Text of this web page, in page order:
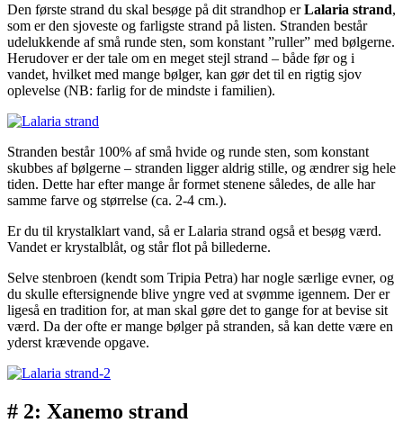
Den første strand du skal besøge på dit strandhop erLalaria strand,
som er den sjoveste og farligste strand på listen. Stranden består
udelukkende af små runde sten, som konstant ”ruller” med bølgerne.
Herudover er der tale om en meget stejl strand – både før og i
vandet, hvilket med mange bølger, kan gør det til en rigtig sjov
oplevelse (NB: farlig for de mindste i familien).
Stranden består 100% af små hvide og runde sten, som konstant
skubbes af bølgerne – stranden ligger aldrig stille, og ændrer sig hele
tiden. Dette har efter mange år formet stenene således, de alle har
samme farve og størrelse (ca. 2-4 cm.).
Er du til krystalklart vand, så er Lalaria strand også et besøg værd.
Vandet er krystalblåt, og står flot på billederne.
Selve stenbroen (kendt som Tripia Petra) har nogle særlige evner, og
du skulle eftersignende blive yngre ved at svømme igennem. Der er
ligeså en tradition for, at man skal gøre det to gange for at bevise sit
værd. Da der ofte er mange bølger på stranden, så kan dette være en
yderst krævende opgave.
# 2: Xanemo strand